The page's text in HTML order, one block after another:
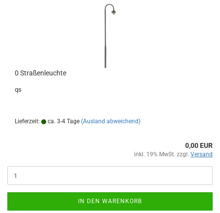
0 Straßenleuchte
qs
Lieferzeit: ca. 3-4 Tage (Ausland abweichend)
0,00 EUR
inkl. 19% MwSt. zzgl. Versand
IN DEN WARENKORB